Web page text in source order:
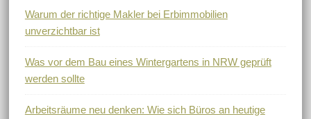
Warum der richtige Makler bei Erbimmobilien
unverzichtbar ist
Was vor dem Bau eines Wintergartens in NRW geprüft
werden sollte
Arbeitsräume neu denken: Wie sich Büros an heutige